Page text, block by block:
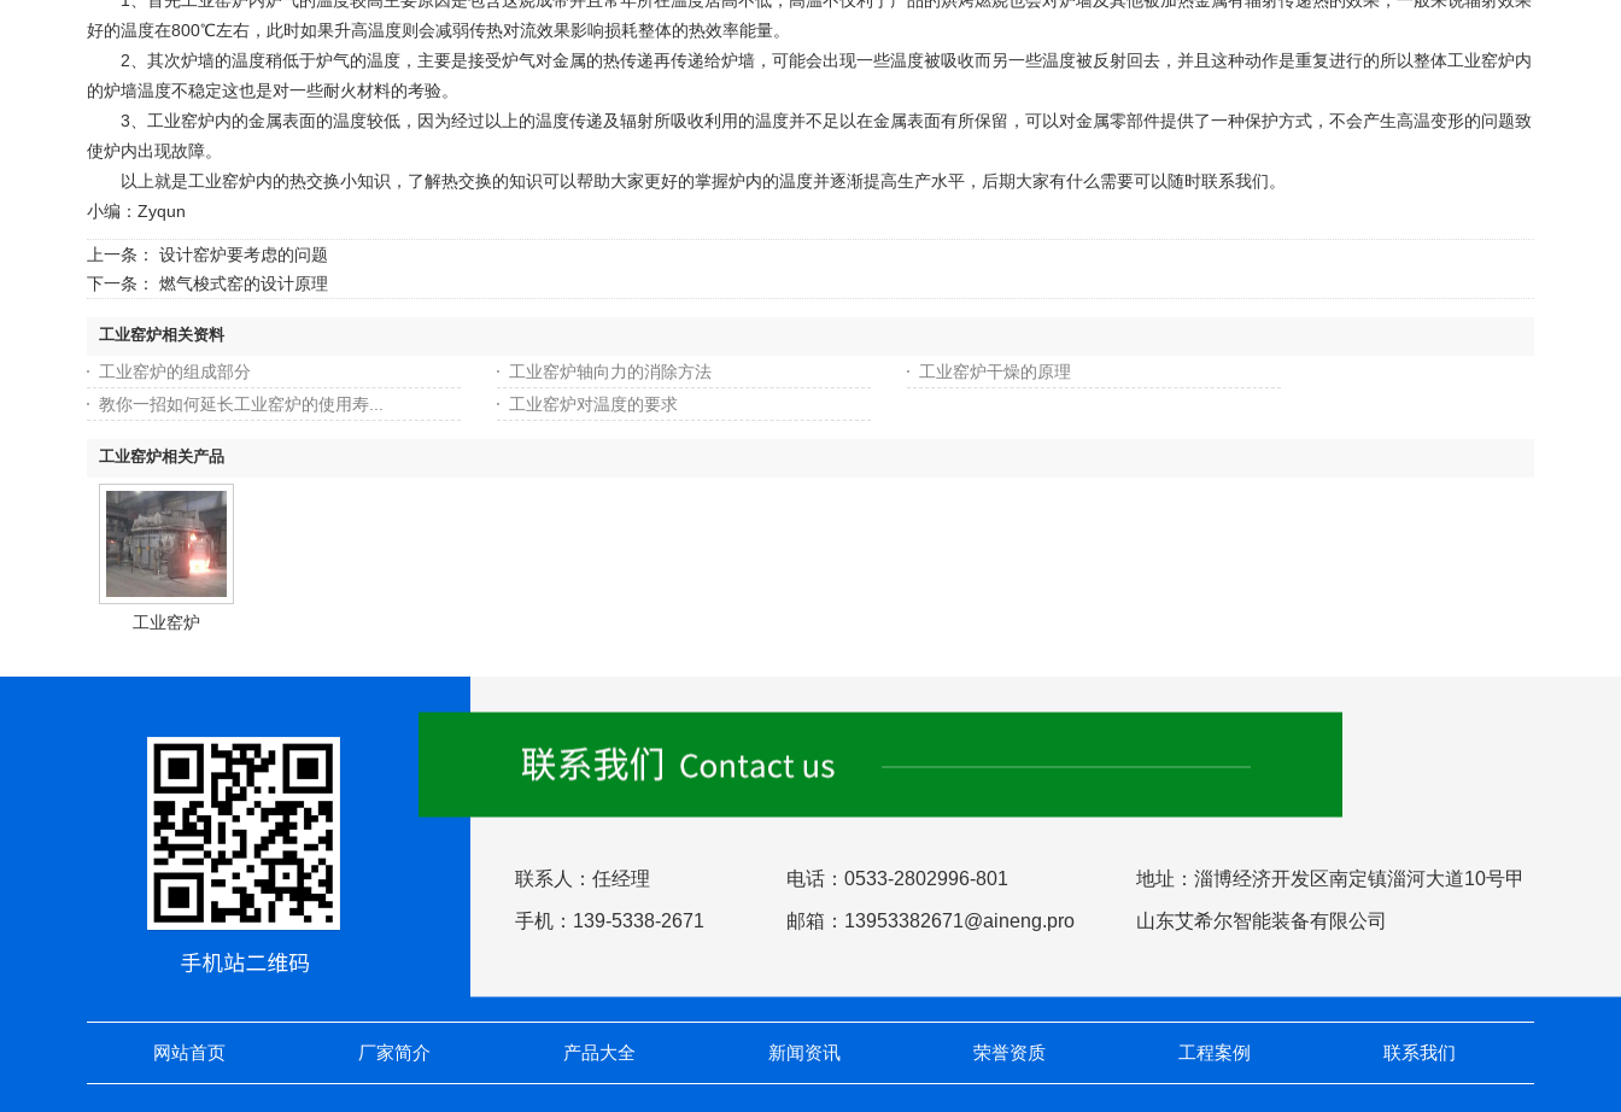
好的温度在800℃左右，此时如果升高温度则会减弱传热对流效果影响损耗整体的热效率能量。
2、其次炉墙的温度稍低于炉气的温度，主要是接受炉气对金属的热传递再传递给炉墙，可能会出现一些温度被吸收而另一些温度被反射回去，并且这种动作是重复进行的所以整体工业窑炉内
的炉墙温度不稳定这也是对一些耐火材料的考验。
3、工业窑炉内的金属表面的温度较低，因为经过以上的温度传递及辐射所吸收利用的温度并不足以在金属表面有所保留，可以对金属零部件提供了一种保护方式，不会产生高温变形的问题致
使炉内出现故障。
以上就是工业窑炉内的热交换小知识，了解热交换的知识可以帮助大家更好的掌握炉内的温度并逐渐提高生产水平，后期大家有什么需要可以随时联系我们。
小编：Zyqun
上一条： 设计窑炉要考虑的问题
下一条： 燃气梭式窑的设计原理
工业窑炉相关资料
工业窑炉的组成部分 工业窑炉轴向力的消除方法
工业窑炉干燥的原理
教你一招如何延长工业窑炉的使用寿...
工业窑炉对温度的要求
工业窑炉相关产品
工业窑炉
联系人：任经理
手机：139-5338-2671
电话：0533-2802996-801
邮箱：13953382671@aineng.pro
地址：淄博经济开发区南定镇淄河大道10号甲
山东艾希尔智能装备有限公司
网站首页 厂家简介 产品大全 新闻资讯 荣誉资质 工程案例 联系我们